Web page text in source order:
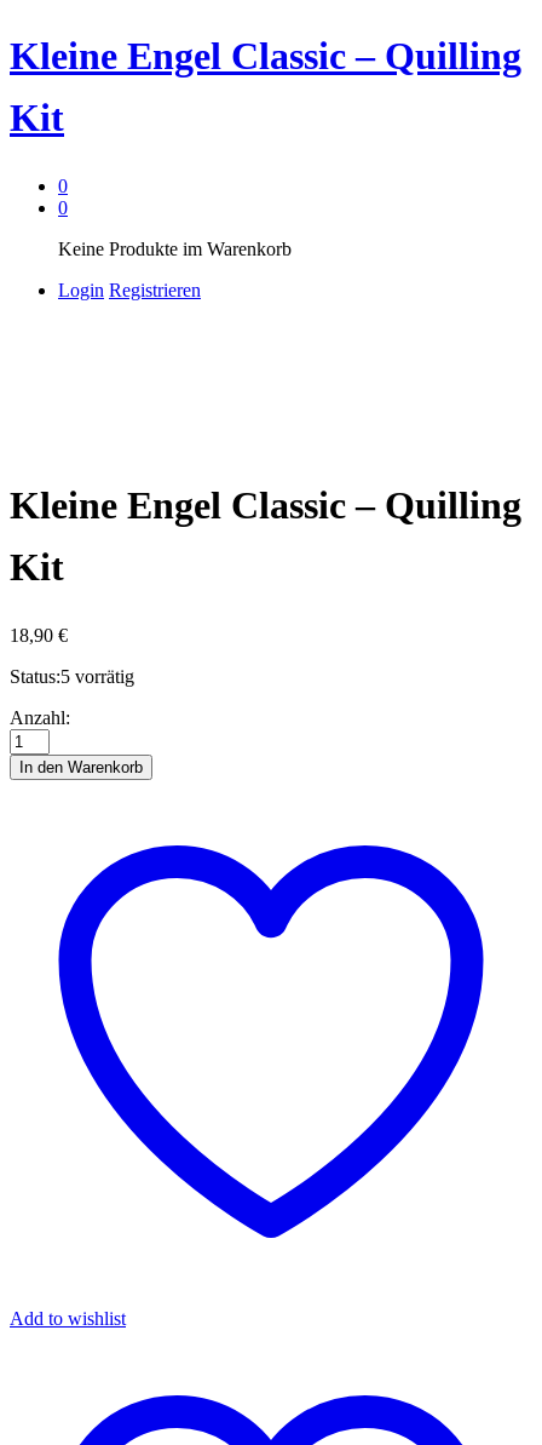
Kleine Engel Classic – Quilling
Kit
0
0
Keine Produkte im Warenkorb
Login Registrieren
Kleine Engel Classic – Quilling
Kit
18,90 €
Status:5 vorrätig
Kleine
Engel
Classic
-
Anzahl:
In den Warenkorb
Add to wishlist